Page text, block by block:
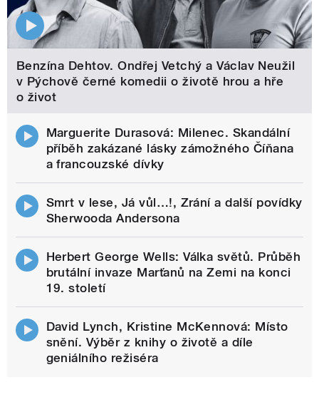
Benzína Dehtov. Ondřej Vetchý a Václav Neužil
v Pýchově černé komedii o životě hrou a hře
o život
Marguerite Durasová: Milenec. Skandální
příběh zakázané lásky zámožného Číňana
a francouzské dívky
Smrt v lese, Já vůl…!, Zrání a další povídky
Sherwooda Andersona
Herbert George Wells: Válka světů. Průběh
brutální invaze Marťanů na Zemi na konci
19. století
David Lynch, Kristine McKennová: Místo
snění. Výběr z knihy o životě a díle
geniálního režiséra